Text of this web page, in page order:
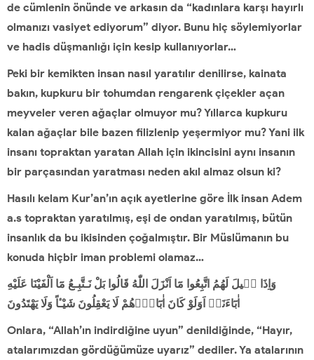
de cümlenin önünde ve arkasın da “kadınlara karşı hayırlı
olmanızı vasiyet ediyorum” diyor. Bunu hiç söylemiyorlar
ve hadis düşmanlığı için kesip kullanıyorlar…
Peki bir kemikten insan nasıl yaratılır denilirse, kainata
bakın, kupkuru bir tohumdan rengarenk çiçekler açan
meyveler veren ağaçlar olmuyor mu? Yıllarca kupkuru
kalan ağaçlar bile bazen filizlenip yeşermiyor mu? Yani ilk
insanı topraktan yaratan Allah için ikincisini aynı insanın
bir parçasından yaratması neden akıl almaz olsun ki?
Hasılı kelam Kur’an’ın açık ayetlerine göre İlk insan Adem
a.s topraktan yaratılmış, eşi de ondan yaratılmış, bütün
insanlık da bu ikisinden çoğalmıştır. Bir Müslümanın bu
konuda hiçbir iman problemi olamaz…
وَاِذَا ق۪يلَ لَهُمُ اتَّبِعُوا مَٓا اَنْزَلَ اللّٰهُ قَالُوا بَلْ نَـتَّبِـعُ مَٓا اَلْفَيْنَا عَلَيْهِ
اٰبَٓاءَنَاۜ اَوَلَوْ كَانَ اٰبَٓاؤُ۬هُمْ لَا يَعْقِلُونَ شَيْـٔاً وَلَا يَهْتَدُونَ
Onlara, “Allah’ın indirdiğine uyun” denildiğinde, “Hayır,
atalarımızdan gördüğümüze uyarız” dediler. Ya atalarının